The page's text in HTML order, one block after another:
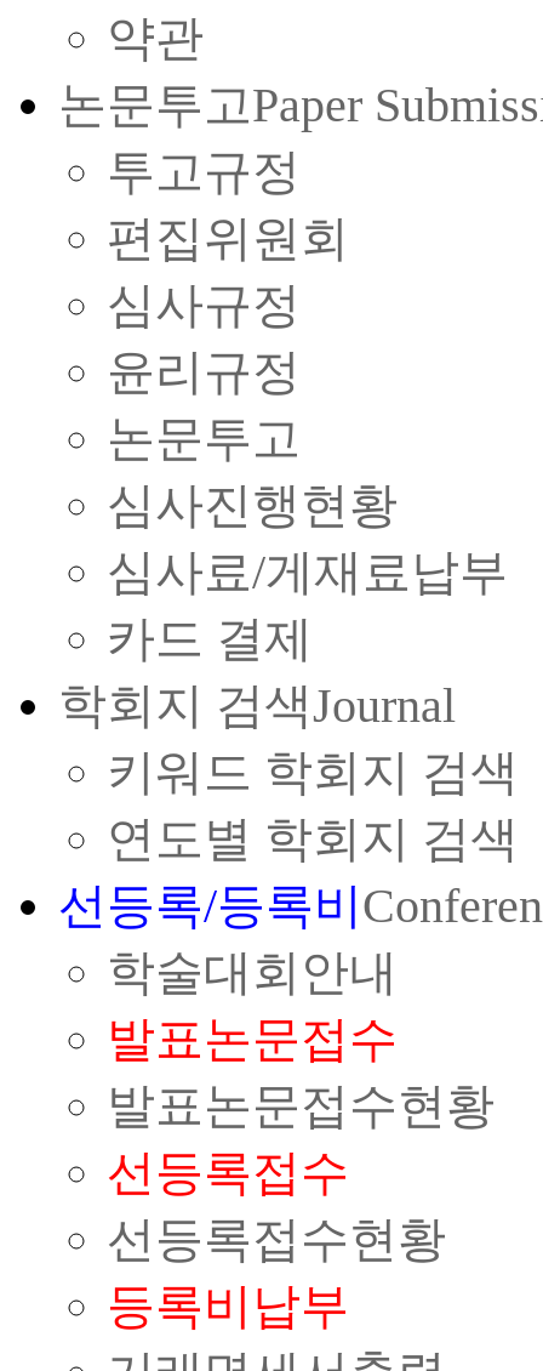
약관
논문투고Paper
투고규정
편집위원회
심사규정
윤리규정
논문투고
심사진행현황
심사료/게재료납부
카드 결제
학회지 검색Journal
키워드 학회지 검색
연도별 학회지 검색
선등록/등록비
학술대회안내
발표논문접수
발표논문접수현황
선등록접수
선등록접수현황
등록비납부